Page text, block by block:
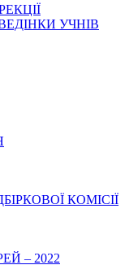
УЧНІВ
КОМІСІЇ
– 2022